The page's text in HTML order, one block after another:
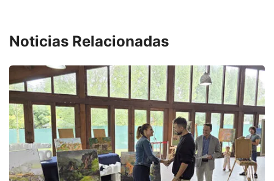
Noticias Relacionadas